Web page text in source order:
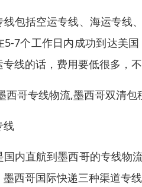
线包括空运专线、海运专线
5-7个工作日内成功到达美
线的话，费用要低很多，
西哥专线物流,墨西哥双清包
线
国内直航到墨西哥的专线物
西哥国际快递三种渠道专